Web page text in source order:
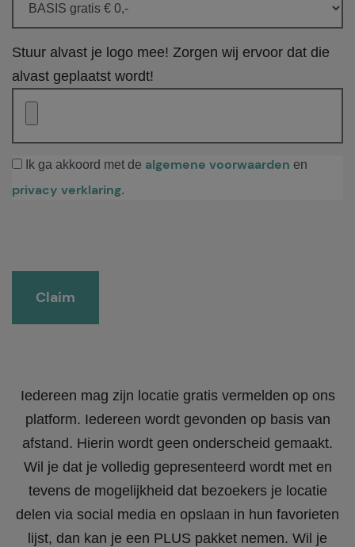
Stuur alvast je logo mee! Zorgen wij ervoor dat die
alvast geplaatst wordt!
Ik ga akkoord met de algemene voorwaarden en
privacy verklaring.
Iedereen mag zijn locatie gratis vermelden op ons
platform. Iedereen wordt gevonden op basis van
afstand. Hierin wordt geen onderscheid gemaakt.
Wil je dat je volledig gepresenteerd wordt met en
tevens de mogelijkheid dat bezoekers je locatie
delen via social media en opslaan in hun favorieten
lijst, dan kan je een PLUS pakket nemen. Wil je